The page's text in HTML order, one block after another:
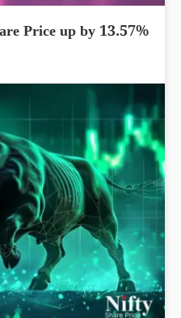
Price up by 13.57%